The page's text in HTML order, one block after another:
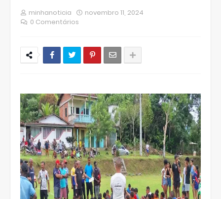
minhanoticia
novembro 11, 2024
0 Comentários